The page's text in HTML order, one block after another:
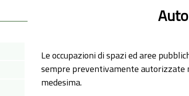
Le occupazioni di spazi ed aree
sempre preventivamente autorizzate
medesima.